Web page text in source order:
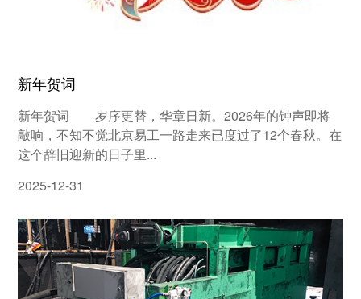
新年贺词
新年贺词 岁序更替，华章日新。2026年的钟声即将
敲响，不知不觉北京易工一路走来已度过了12个春秋。在
这个辞旧迎新的日子里...
2025-12-31